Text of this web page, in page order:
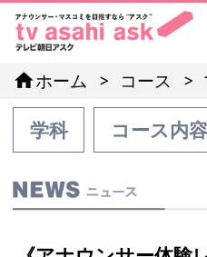
homeホーム コース
学科 コース内容